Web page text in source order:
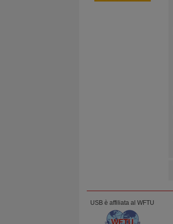
USB è affiliata al WFTU